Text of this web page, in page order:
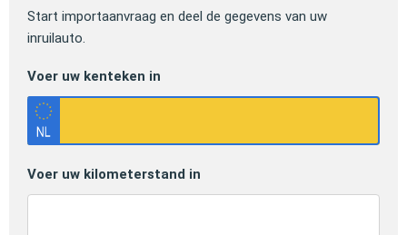
Start importaanvraag en deel de gegevens van uw
inruilauto.
Voer uw kenteken in
Voer uw kilometerstand in